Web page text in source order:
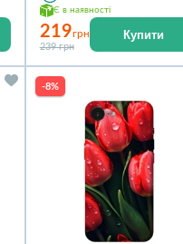
Є в наявності
219грн
239 грн
Купити
-8%